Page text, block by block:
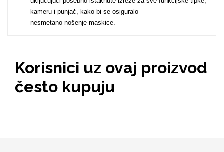
kameru i punjač, kako bi se osiguralo
nesmetano nošenje maskice.
Korisnici uz ovaj proizvod
često kupuju